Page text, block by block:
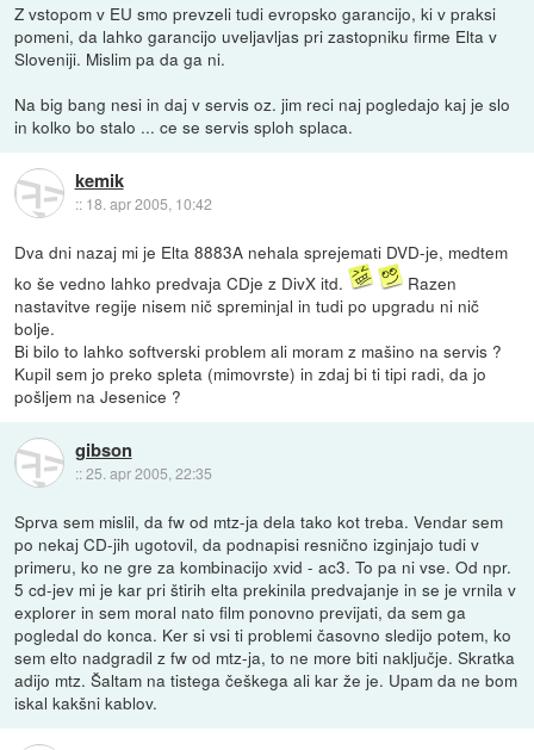
Z vstopom v EU smo prevzeli tudi evropsko garancijo, ki v praksi
pomeni, da lahko garancijo uveljavljas pri zastopniku firme Elta v
Sloveniji. Mislim pa da ga ni.
Na big bang nesi in daj v servis oz. jim reci naj pogledajo kaj je slo
in kolko bo stalo ... ce se servis sploh splaca.
kemik
:: 18. apr 2005, 10:42
Dva dni nazaj mi je Elta 8883A nehala sprejemati DVD-je, medtem
ko še vedno lahko predvaja CDje z DivX itd.
Razen
nastavitve regije nisem nič spreminjal in tudi po upgradu ni nič
bolje.
Bi bilo to lahko softverski problem ali moram z mašino na servis ?
Kupil sem jo preko spleta (mimovrste) in zdaj bi ti tipi radi, da jo
pošljem na Jesenice ?
gibson
::25. apr 2005, 22:35
Sprva sem mislil, da fw od mtz-ja dela tako kot treba. Vendar sem
po nekaj CD-jih ugotovil, da podnapisi resnično izginjajo tudi v
primeru, ko ne gre za kombinacijo xvid - ac3. To pa ni vse. Od npr.
5 cd-jev mi je kar pri štirih elta prekinila predvajanje in se je vrnila v
explorer in sem moral nato film ponovno previjati, da sem ga
pogledal do konca. Ker si vsi ti problemi časovno sledijo potem, ko
sem elto nadgradil z fw od mtz-ja, to ne more biti naključje. Skratka
adijo mtz. Šaltam na tistega češkega ali kar že je. Upam da ne bom
iskal kakšni kablov.